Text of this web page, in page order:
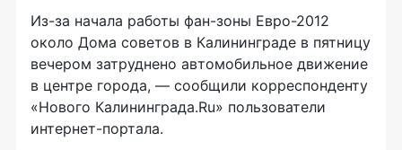
Из-за начала работы фан-зоны Евро-2012
около Дома советов в Калининграде в пятницу
вечером затруднено автомобильное движение
в центре города, — сообщили корреспонденту
«Нового Калининграда.Ru» пользователи
интернет-портала.